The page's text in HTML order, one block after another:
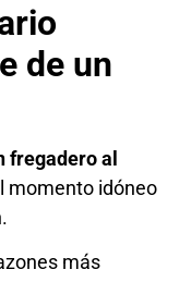
de un
fregadero al
momento idóneo
más